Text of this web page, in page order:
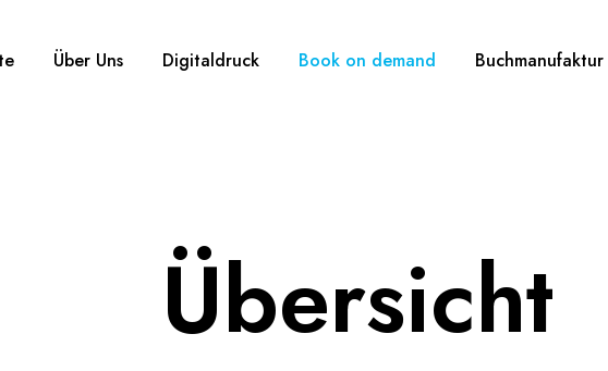
Über Uns Digitaldruck Book on demand Buchmanufaktur
Übersicht